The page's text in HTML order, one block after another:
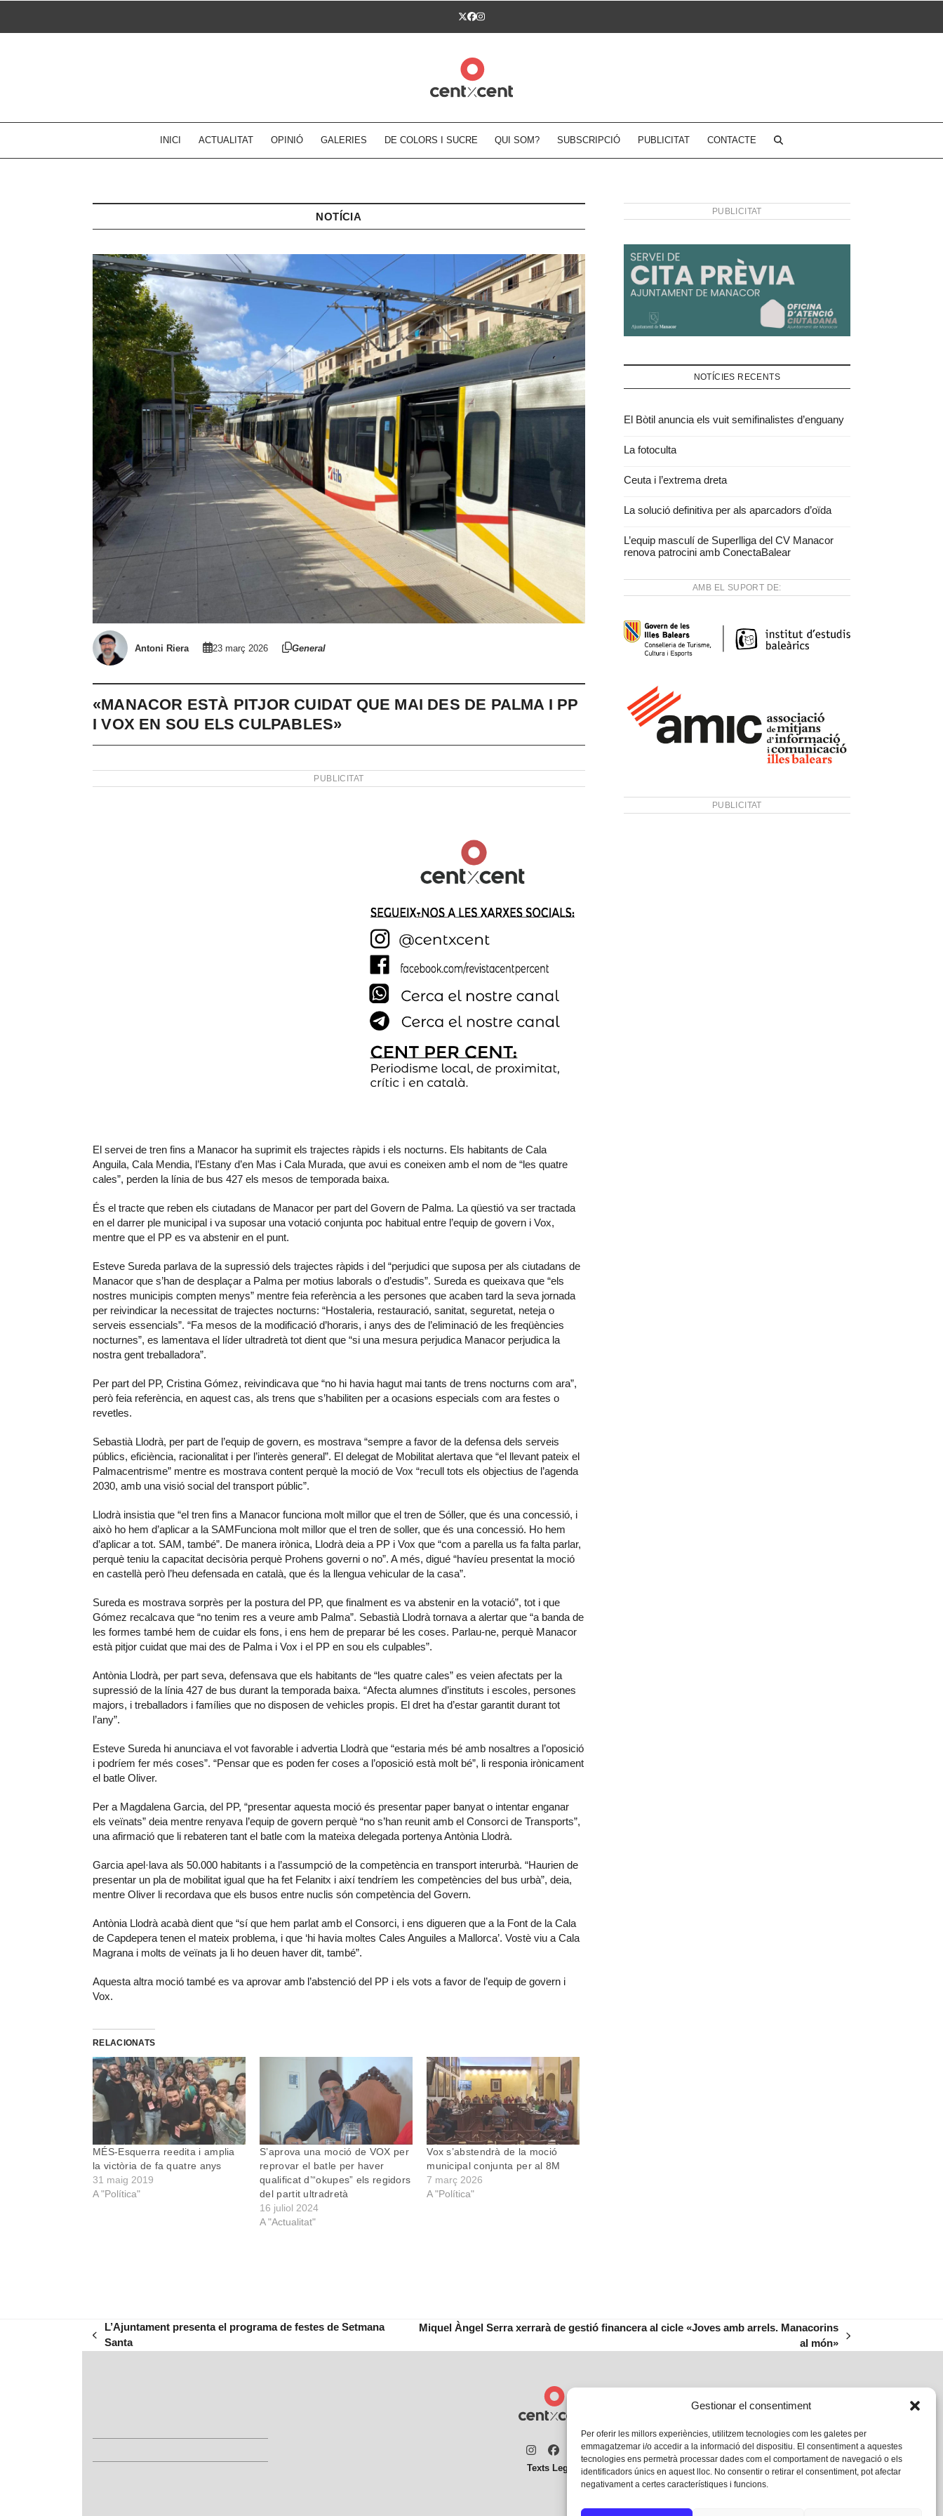
Gestionar el consentiment
Per oferir les millors experiències, utilitzem tecnologies com les galetes per
emmagatzemar i/o accedir a la informació del dispositiu. El consentiment a aquestes
tecnologies ens permetrà processar dades com el comportament de navegació o els
identificadors únics en aquest lloc. No consentir o retirar el consentiment, pot afectar
negativament a certes característiques i funcions.
Twitter
Facebook
Instagram
INICI ACTUALITAT OPINIÓ GALERIES DE COLORS I SUCRE QUI SOM? SUBSCRIPCIÓ PUBLICITAT CONTACTE
NOTÍCIA
Antoni Riera 23 març 2026 General
«MANACOR ESTÀ PITJOR CUIDAT QUE MAI DES DE PALMA I PP
I VOX EN SOU ELS CULPABLES»
PUBLICITAT
El servei de tren fins a Manacor ha suprimit els trajectes ràpids i els nocturns. Els habitants de Cala
Anguila, Cala Mendia, l’Estany d’en Mas i Cala Murada, que avui es coneixen amb el nom de “les quatre
cales”, perden la línia de bus 427 els mesos de temporada baixa.
És el tracte que reben els ciutadans de Manacor per part del Govern de Palma. La qüestió va ser tractada
en el darrer ple municipal i va suposar una votació conjunta poc habitual entre l’equip de govern i Vox,
mentre que el PP es va abstenir en el punt.
Esteve Sureda parlava de la supressió dels trajectes ràpids i del “perjudici que suposa per als ciutadans de
Manacor que s’han de desplaçar a Palma per motius laborals o d’estudis”. Sureda es queixava que “els
nostres municipis compten menys” mentre feia referència a les persones que acaben tard la seva jornada
per reivindicar la necessitat de trajectes nocturns: “Hostaleria, restauració, sanitat, seguretat, neteja o
serveis essencials”. “Fa mesos de la modificació d’horaris, i anys des de l’eliminació de les freqüències
nocturnes”, es lamentava el líder ultradretà tot dient que “si una mesura perjudica Manacor perjudica la
nostra gent treballadora”.
Per part del PP, Cristina Gómez, reivindicava que “no hi havia hagut mai tants de trens nocturns com ara”,
però feia referència, en aquest cas, als trens que s’habiliten per a ocasions especials com ara festes o
revetles.
Sebastià Llodrà, per part de l’equip de govern, es mostrava “sempre a favor de la defensa dels serveis
públics, eficiència, racionalitat i per l’interès general”. El delegat de Mobilitat alertava que “el llevant pateix el
Palmacentrisme” mentre es mostrava content perquè la moció de Vox “recull tots els objectius de l’agenda
2030, amb una visió social del transport públic”.
Llodrà insistia que “el tren fins a Manacor funciona molt millor que el tren de Sóller, que és una concessió, i
això ho hem d’aplicar a la SAMFunciona molt millor que el tren de soller, que és una concessió. Ho hem
d’aplicar a tot. SAM, també”. De manera irònica, Llodrà deia a PP i Vox que “com a parella us fa falta parlar,
perquè teniu la capacitat decisòria perquè Prohens governi o no”. A més, digué “havíeu presentat la moció
en castellà però l’heu defensada en català, que és la llengua vehicular de la casa”.
Sureda es mostrava sorprès per la postura del PP, que finalment es va abstenir en la votació”, tot i que
Gómez recalcava que “no tenim res a veure amb Palma”. Sebastià Llodrà tornava a alertar que “a banda de
les formes també hem de cuidar els fons, i ens hem de preparar bé les coses. Parlau-ne, perquè Manacor
està pitjor cuidat que mai des de Palma i Vox i el PP en sou els culpables”.
Antònia Llodrà, per part seva, defensava que els habitants de “les quatre cales” es veien afectats per la
supressió de la línia 427 de bus durant la temporada baixa. “Afecta alumnes d’instituts i escoles, persones
majors, i treballadors i famílies que no disposen de vehicles propis. El dret ha d’estar garantit durant tot
l’any”.
Esteve Sureda hi anunciava el vot favorable i advertia Llodrà que “estaria més bé amb nosaltres a l’oposició
i podríem fer més coses”. “Pensar que es poden fer coses a l’oposició està molt bé”, li responia irònicament
el batle Oliver.
Per a Magdalena Garcia, del PP, “presentar aquesta moció és presentar paper banyat o intentar enganar
els veïnats” deia mentre renyava l’equip de govern perquè “no s’han reunit amb el Consorci de Transports”,
una afirmació que li rebateren tant el batle com la mateixa delegada portenya Antònia Llodrà.
Garcia apel·lava als 50.000 habitants i a l’assumpció de la competència en transport interurbà. “Haurien de
presentar un pla de mobilitat igual que ha fet Felanitx i així tendríem les competències del bus urbà”, deia,
mentre Oliver li recordava que els busos entre nuclis són competència del Govern.
Antònia Llodrà acabà dient que “sí que hem parlat amb el Consorci, i ens digueren que a la Font de la Cala
de Capdepera tenen el mateix problema, i que ‘hi havia moltes Cales Anguiles a Mallorca’. Vostè viu a Cala
Magrana i molts de veïnats ja li ho deuen haver dit, també”.
Aquesta altra moció també es va aprovar amb l’abstenció del PP i els vots a favor de l’equip de govern i
Vox.
RELACIONATS
MÉS-Esquerra reedita i amplia
la victòria de fa quatre anys
31 maig 2019
A "Política"
S’aprova una moció de VOX per
reprovar el batle per haver
qualificat d’“okupes” els regidors
del partit ultradretà
16 juliol 2024
A "Actualitat"
Vox s’abstendrà de la moció
municipal conjunta per al 8M
7 març 2026
A "Política"
PUBLICITAT
NOTÍCIES RECENTS
El Bòtil anuncia els vuit semifinalistes d’enguany
La fotoculta
Ceuta i l’extrema dreta
La solució definitiva per als aparcadors d’oïda
L’equip masculí de Superlliga del CV Manacor
renova patrocini amb ConectaBalear
AMB EL SUPORT DE:
PUBLICITAT
previous
L’Ajuntament presenta el programa de festes de Setmana
Santa
Miquel Àngel Serra xerrarà de gestió financera al cicle «Joves amb arrels. Manacorins
al món»
Instagram
Facebook
Twitter
Texts Legals